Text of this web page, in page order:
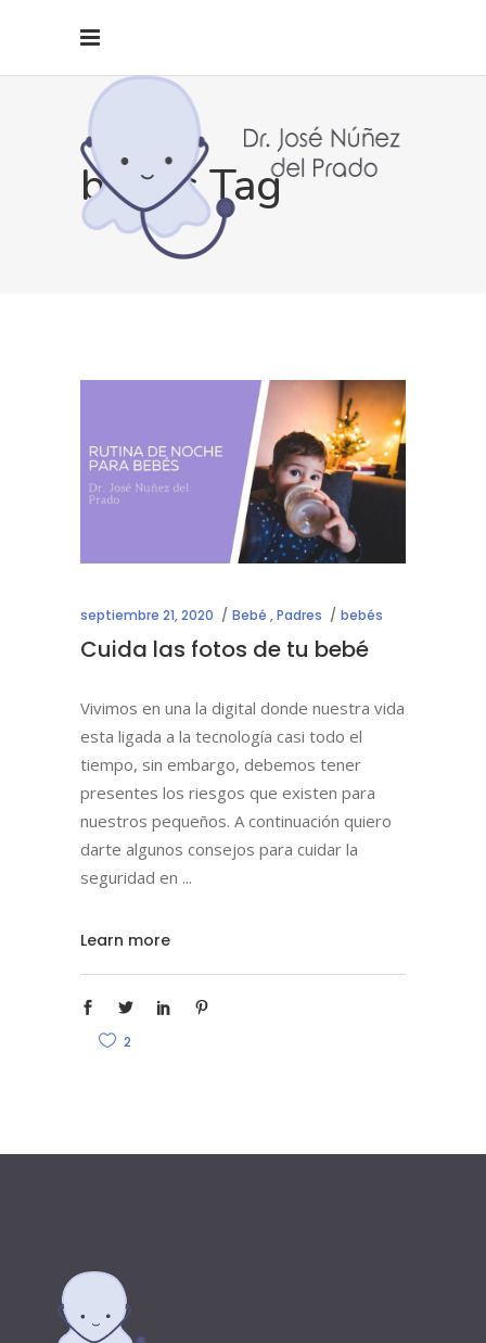
bebés Tag
septiembre 21, 2020 Bebé ,Padres bebés
Cuida las fotos de tu bebé
Vivimos en una la digital donde nuestra vida
esta ligada a la tecnología casi todo el
tiempo, sin embargo, debemos tener
presentes los riesgos que existen para
nuestros pequeños. A continuación quiero
darte algunos consejos para cuidar la
seguridad en
Learn more
2